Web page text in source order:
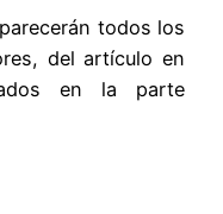
todos los
del artículo en
en la parte